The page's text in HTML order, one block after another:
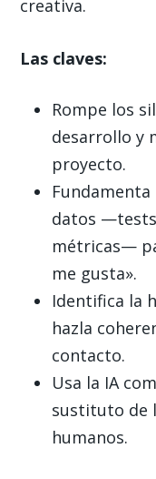
creativa.
Las claves:
Rompe los
desarrollo y
proyecto.
Fundamenta
datos —tests
métricas—
me gusta».
Identifica la
hazla
contacto.
Usa la IA
sustituto de
humanos.